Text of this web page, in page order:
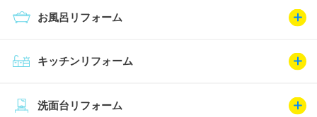
キッチンリフォーム
お風呂リフォーム
洗面台リフォーム